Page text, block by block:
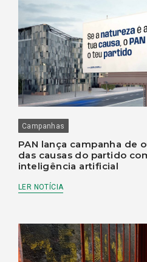
Campanhas
PAN lança campanha de
das causas do partido
inteligência artificial
LER NOTÍCIA